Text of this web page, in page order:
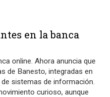
en la banca
online. Ahora anuncia que
de Banesto, integradas en
sistemas de información.
curioso, aunque